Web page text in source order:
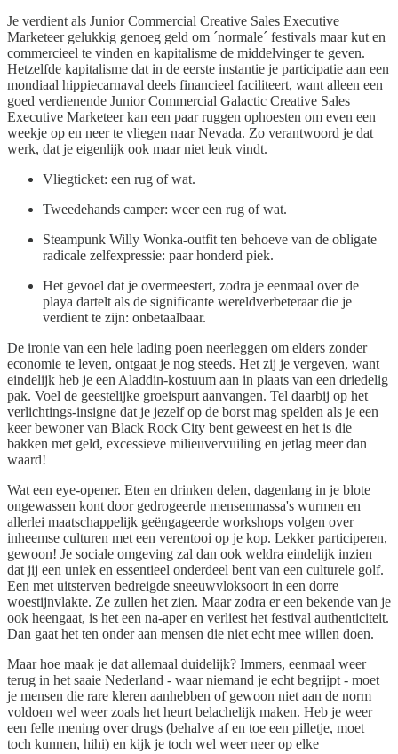
Je verdient als Junior Commercial Creative Sales Executive
Marketeer gelukkig genoeg geld om ´normale´ festivals maar kut en
commercieel te vinden en kapitalisme de middelvinger te geven.
Hetzelfde kapitalisme dat in de eerste instantie je participatie aan een
mondiaal hippiecarnaval deels financieel faciliteert, want alleen een
goed verdienende Junior Commercial Galactic Creative Sales
Executive Marketeer kan een paar ruggen ophoesten om even een
weekje op en neer te vliegen naar Nevada. Zo verantwoord je dat
werk, dat je eigenlijk ook maar niet leuk vindt.
Vliegticket: een rug of wat.
Tweedehands camper: weer een rug of wat.
Steampunk Willy Wonka-outfit ten behoeve van de obligate
radicale zelfexpressie: paar honderd piek.
Het gevoel dat je overmeestert, zodra je eenmaal over de
playa dartelt als de significante wereldverbeteraar die je
verdient te zijn: onbetaalbaar.
De ironie van een hele lading poen neerleggen om elders zonder
economie te leven, ontgaat je nog steeds. Het zij je vergeven, want
eindelijk heb je een Aladdin-kostuum aan in plaats van een driedelig
pak. Voel de geestelijke groeispurt aanvangen. Tel daarbij op het
verlichtings-insigne dat je jezelf op de borst mag spelden als je een
keer bewoner van Black Rock City bent geweest en het is die
bakken met geld, excessieve milieuvervuiling en jetlag meer dan
waard!
Wat een eye-opener. Eten en drinken delen, dagenlang in je blote
ongewassen kont door gedrogeerde mensenmassa's wurmen en
allerlei maatschappelijk geëngageerde workshops volgen over
inheemse culturen met een verentooi op je kop. Lekker participeren,
gewoon! Je sociale omgeving zal dan ook weldra eindelijk inzien
dat jij een uniek en essentieel onderdeel bent van een culturele golf.
Een met uitsterven bedreigde sneeuwvloksoort in een dorre
woestijnvlakte. Ze zullen het zien. Maar zodra er een bekende van je
ook heengaat, is het een na-aper en verliest het festival authenticiteit.
Dan gaat het ten onder aan mensen die niet echt mee willen doen.
Maar hoe maak je dat allemaal duidelijk? Immers, eenmaal weer
terug in het saaie Nederland - waar niemand je echt begrijpt - moet
je mensen die rare kleren aanhebben of gewoon niet aan de norm
voldoen wel weer zoals het heurt belachelijk maken. Heb je weer
een felle mening over drugs (behalve af en toe een pilletje, moet
toch kunnen, hihi) en kijk je toch wel weer neer op elke